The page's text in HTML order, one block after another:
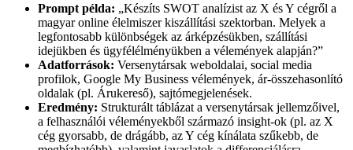
Prompt példa: „Készíts SWOT analízist az X és Y cégről a
magyar online élelmiszer kiszállítási szektorban. Melyek a
legfontosabb különbségek az árképzésükben, szállítási
idejükben és ügyfélélményükben a vélemények alapján?”
Adatforrások: Versenytársak weboldalai, social media
profilok, Google My Business vélemények, ár-összehasonlító
oldalak (pl. Árukereső), sajtómegjelenések.
Eredmény: Strukturált táblázat a versenytársak jellemzőivel,
a felhasználói véleményekből származó insight-ok (pl. az X
cég gyorsabb, de drágább, az Y cég kínálata szűkebb, de